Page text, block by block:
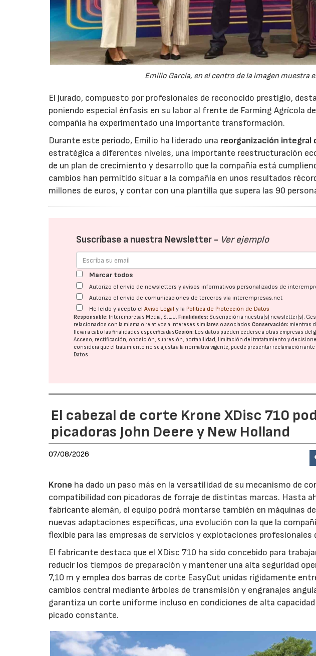
Emilio García, en el centro de la imagen muestra
El jurado, compuesto por profesionales de reconocido prestigio,
poniendo especial énfasis en su labor al frente de Farming Agrícola
compañía ha experimentado una importante transformación.
Durante este periodo, Emilio ha liderado una reorganización integral
estratégica a diferentes niveles, una importante reestructuración
de un plan de crecimiento y desarrollo que la compañía está
cambios han permitido situar a la compañía en unos resultados
millones de euros, y contar con una plantilla que supera las 90
Suscríbase a nuestra Newsletter - Ver ejemplo
Marcar todos
Autorizo el envío de newsletters y avisos informativos personalizados de
Autorizo el envío de comunicaciones de terceros vía interempresas.net
He leído y acepto elAviso Legal y la Política de Protección de Datos
Responsable: Interempresas Media, S.L.U. Finalidades: Suscripción a nuestra(s) newsletter(s).
relacionados con la misma o relativos a intereses similares o asociados.Conservación: mientras
llevar a cabo las finalidades especificadasCesión: Los datos pueden cederse a otras empresas del
Acceso, rectificación, oposición, supresión, portabilidad, limitación del tratatamiento y
considera que el tratamiento no se ajusta a la normativa vigente, puede presentar reclamación
Datos
El cabezal de corte Krone XDisc 710
picadoras John Deere y New Holland
07/08/2026
Krone ha dado un paso más en la versatilidad de su mecanismo de
compatibilidad con picadoras de forraje de distintas marcas. Hasta
fabricante alemán, el equipo podrá montarse también en máquinas
nuevas adaptaciones específicas, una evolución con la que la
flexible para las empresas de servicios y explotaciones profesionales
El fabricante destaca que el XDisc 710 ha sido concebido para
reducir los tiempos de preparación y mantener una alta seguridad
7,10 m y emplea dos barras de corte EasyCut unidas rígidamente
cambios central mediante árboles de transmisión y engranajes
garantiza un corte uniforme incluso en condiciones de alta
picado constante.
23/07/2026